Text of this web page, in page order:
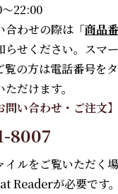
22:00
わせの際は「商品
らせください。スマ
覧の方は電話番号を
だけます。
問い合わせ・ご注文】
8007
ルをご覧いただく場
Readerが必要です